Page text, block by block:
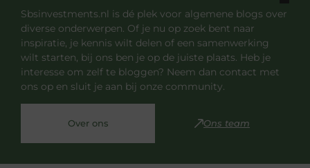
Sbsinvestments.nl is dé plek voor algemene blogs over
diverse onderwerpen. Of je nu op zoek bent naar
inspiratie, je kennis wilt delen of een samenwerking
wilt starten, bij ons ben je op de juiste plaats. Heb je
interesse om zelf te bloggen? Neem dan contact met
ons op en sluit je aan bij onze community.
Over ons Ons team